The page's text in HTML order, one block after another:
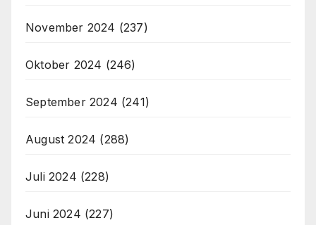
November 2024 (237)
Oktober 2024 (246)
September 2024 (241)
August 2024 (288)
Juli 2024 (228)
Juni 2024 (227)